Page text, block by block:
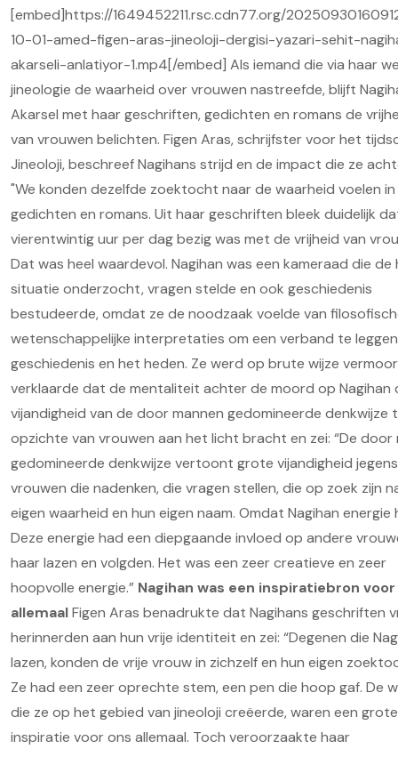
[embed]https://1649452211.rsc.cdn77.org/
10-01-amed-figen-aras-jineoloji-dergisi-yazari-sehit-
akarseli-anlatiyor-1.mp4[/embed] Als iemand die via haar
jineologie de waarheid over vrouwen nastreefde, blijft
Akarsel met haar geschriften, gedichten en romans de
van vrouwen belichten. Figen Aras, schrijfster voor het
Jineoloji, beschreef Nagihans strijd en de impact die ze
"We konden dezelfde zoektocht naar de waarheid voelen
gedichten en romans. Uit haar geschriften bleek duidelijk
vierentwintig uur per dag bezig was met de vrijheid van
Dat was heel waardevol. Nagihan was een kameraad die de
situatie onderzocht, vragen stelde en ook geschiedenis
bestudeerde, omdat ze de noodzaak voelde van
wetenschappelijke interpretaties om een verband te
geschiedenis en het heden. Ze werd op brute wijze
verklaarde dat de mentaliteit achter de moord op Nagihan
vijandigheid van de door mannen gedomineerde denkwijze
opzichte van vrouwen aan het licht bracht en zei: “De door
gedomineerde denkwijze vertoont grote vijandigheid jegens
vrouwen die nadenken, die vragen stellen, die op zoek zijn
eigen waarheid en hun eigen naam. Omdat Nagihan energie
Deze energie had een diepgaande invloed op andere
haar lazen en volgden. Het was een zeer creatieve en zeer
hoopvolle energie.” Nagihan was een inspiratiebron
allemaalFigen Aras benadrukte dat Nagihans geschriften
herinnerden aan hun vrije identiteit en zei: “Degenen die
lazen, konden de vrije vrouw in zichzelf en hun eigen
Ze had een zeer oprechte stem, een pen die hoop gaf. De
die ze op het gebied van jineoloji creëerde, waren een grote
inspiratie voor ons allemaal. Toch veroorzaakte haar